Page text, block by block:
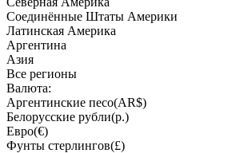
Соединённые Штаты Америки
Латинская Америка
Аргентина
Азия
Все регионы
Валюта:
Аргентинские песо(AR$)
Белорусские рубли(р.)
Евро(€)
Фунты стерлингов(£)